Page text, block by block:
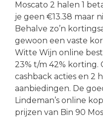
Moscato 2 halen 1
je geen €13.38 maar
Behalve zo’n
gewoon een vaste
Witte Wijn online
23% t/m 42%
cashback acties en 2
aanbiedingen. De
Lindeman’s online
prijzen van Bin 90